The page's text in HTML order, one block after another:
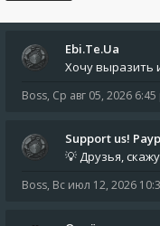
Ebi.Te.Ua
Boss, Ср авг 05, 2026 6:45
Support us!
Boss, Вс июл 12, 2026